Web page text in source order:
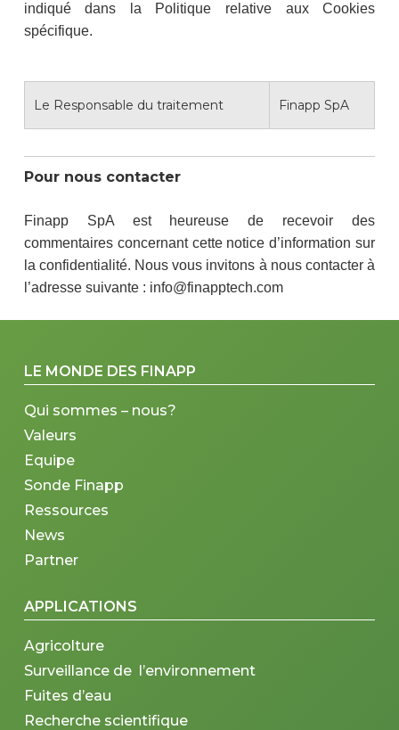
indiqué dans la Politique relative aux Cookies
spécifique.
Le Responsable du traitement Finapp SpA
Pour nous contacter
Finapp SpA est heureuse de recevoir des
commentaires concernant cette notice d’information sur
la confidentialité. Nous vous invitons à nous contacter à
l’adresse suivante : info@finapptech.com
LE MONDE DES FINAPP
Qui sommes – nous?
Valeurs
Equipe
Sonde Finapp
Ressources
News
Partner
APPLICATIONS
Agricolture
Surveillance de l’environnement
Fuites d’eau
Recherche scientifique